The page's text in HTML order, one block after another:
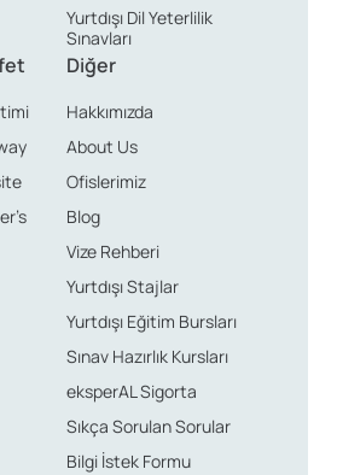
fırsatlar sunar. Öğrenci
bir yaşam sürmek
kendi alanınıza sahip olmanıza
aile ortamı sunmadan sadece
arayan öğrenciler için de
bütçenizle doğrultusunda
Aile yanı konaklama
seçenekken, öğrenci yurtları
daha maliyetli olabilir. Harcama
yaparak ihtiyaçlarınıza
Yurtdışı Dil Yeterlilik
Sınavları
Diğer
Hakkımızda
About Us
Ofislerimiz
Blog
Vize Rehberi
Yurtdışı Stajlar
Yurtdışı Eğitim Bursları
Sınav Hazırlık Kursları
eksperAL Sigorta
Sıkça Sorulan Sorular
Bilgi İstek Formu